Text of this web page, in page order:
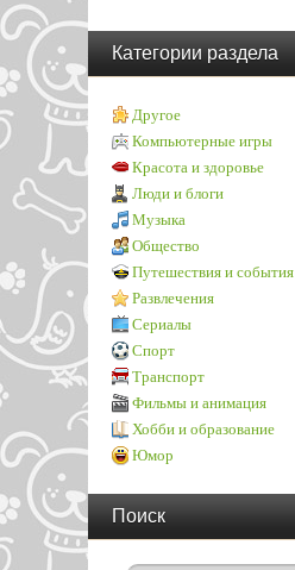
Категории раздела
Другое
Компьютерные игры
Красота и здоровье
Люди и блоги
Музыка
Общество
Путешествия и события
Развлечения
Сериалы
Спорт
Транспорт
Фильмы и анимация
Хобби и образование
Юмор
Поиск